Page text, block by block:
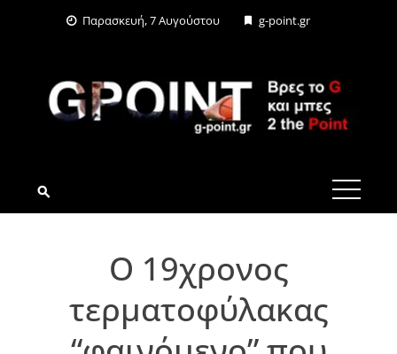
Παρασκευή, 7 Αυγούστου g-point.gr
G-POINT.GR
Ο 19χρονος
τερματοφύλακας